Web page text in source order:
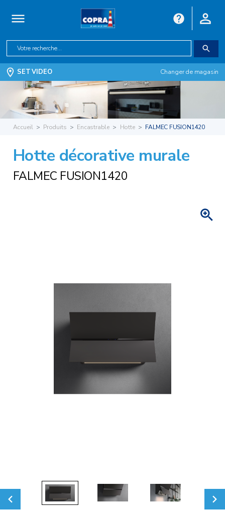
SET VIDEO Changer de magasin
Accueil Produits Encastrable Hotte FALMEC FUSION1420
Hotte décorative murale
FALMEC FUSION1420